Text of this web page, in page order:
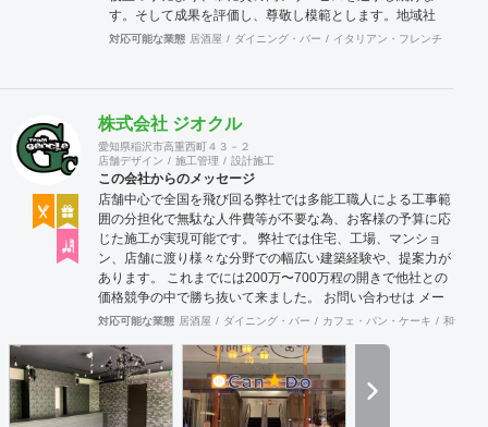
す。そして成果を評価し、尊敬し模範とします。地域社
会の発展に貢献し、愛され支持されるよう努めてまいり
対応可能な業態 居酒屋 ダイニング・バー イタリアン・フレンチ
株式会社 ジオクル
愛知県稲沢市高重西町４３－２
店舗デザイン
施工管理 設計施工
この会社からのメッセージ
店舗中心で全国を飛び回る弊社では多能工職人による工事範
囲の分担化で無駄な人件費等が不要な為、お客様の予算に応
じた施工が実現可能です。 弊社では住宅、工場、マンショ
ン、店舗に渡り様々な分野での幅広い建築経験や、提案力が
あります。 これまでには200万〜700万程の開きで他社との
価格競争の中で勝ち抜いて来ました。 お問い合わせは メー
ル（tenperhide31@icloud.com）からも承ります。 その他：
対応可能な業態 居酒屋 ダイニング・バー カフェ・パン・ケーキ 和食・